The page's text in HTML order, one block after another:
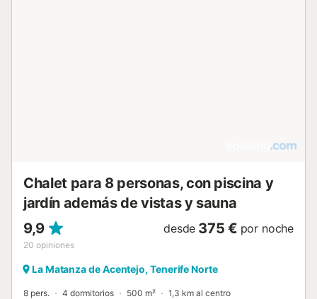
Chalet para 8 personas, con piscina y
jardín además de vistas y sauna
9,9
20 opiniones
desde 375 € por noche
La Matanza de Acentejo, Tenerife Norte
8 pers. 4 dormitorios 500 m² 1,3 km al centro